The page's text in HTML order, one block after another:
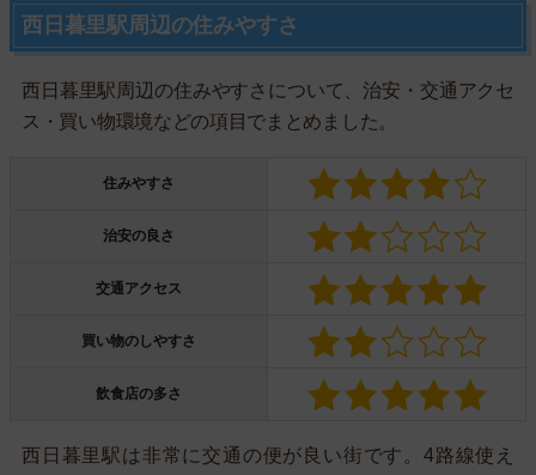
西日暮里駅周辺の住みやすさ
西日暮里駅周辺の住みやすさについて、治安・交通アクセ
ス・買い物環境などの項目でまとめました。
住みやすさ
治安の良さ
交通アクセス
買い物のしやすさ
飲食店の多さ
西日暮里駅は非常に交通の便が良い街です。4路線使え